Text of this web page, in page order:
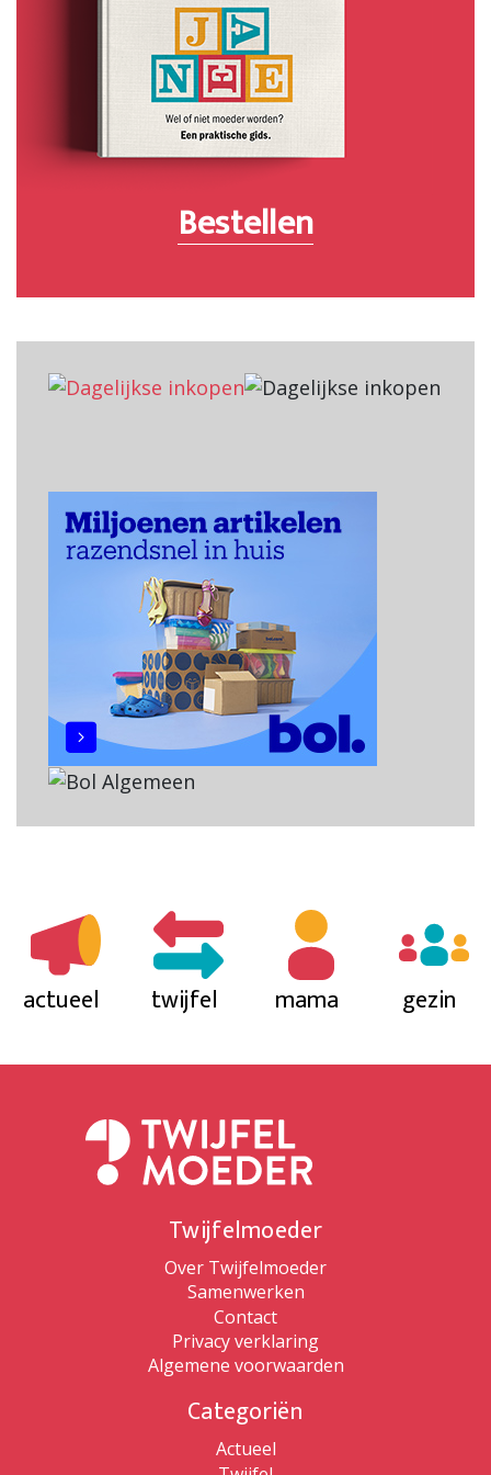
Bestellen
actueel twijfel mama gezin
Twijfelmoeder
Over Twijfelmoeder
Samenwerken
Contact
Privacy verklaring
Algemene voorwaarden
Categoriën
Actueel